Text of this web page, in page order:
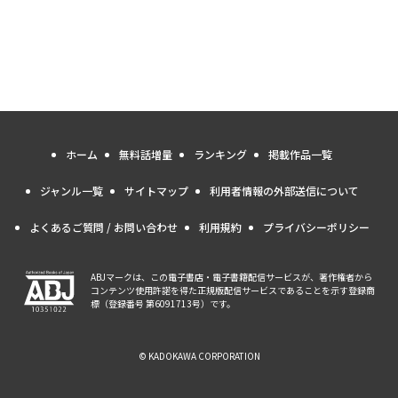
ホーム 無料話増量 ランキング 掲載作品一覧
ジャンル一覧 サイトマップ 利用者情報の外部送信について
よくあるご質問 / お問い合わせ 利用規約 プライバシーポリシー
ABJマークは、この電子書店・電子書籍配信サービスが、著作権者から
コンテンツ使用許諾を得た正規版配信サービスであることを示す登録商
標（登録番号 第6091713号）です。
© KADOKAWA CORPORATION